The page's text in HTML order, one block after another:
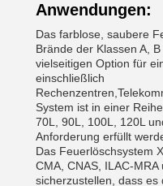
Anwendungen:
Das farblose, saubere
Brände der Klassen A,
vielseitigen Option für
einschließlich
System ist in einer
70L, 90L, 100L, 120L
Anforderung erfüllt
Das Feuerlöschsystem
CMA, CNAS, ILAC-
sicherzustellen, dass